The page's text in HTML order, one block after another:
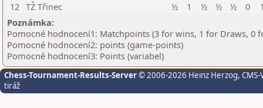
12 TŽ Třinec ½ 1 ½ ½ ½ 0
Poznámka:
Pomocné hodnocení1: Matchpoints (3 for wins, 1 for Draws, 0
Pomocné hodnocení2: points (game-points)
Pomocné hodnocení3: Points (variabel)
Chess-Tournament-Results-Server© 2006-2026 Heinz Herzog,
tiráž